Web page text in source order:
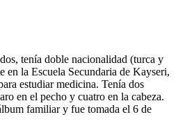
tenía doble nacionalidad (turca y
en la Escuela Secundaria de Kayseri,
estudiar medicina. Tenía dos
en el pecho y cuatro en la cabeza.
familiar y fue tomada el 6 de